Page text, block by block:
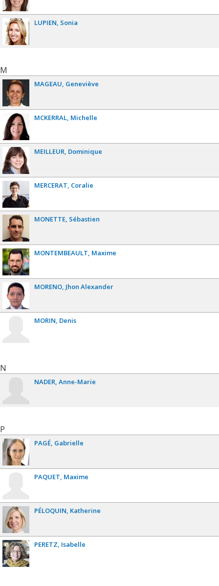
LUPIEN Sonia
M
MAGEAU Geneviève
MCKERRAL Michelle
MEILLEUR Dominique
MERCERAT Coralie
MONETTE Sébastien
MONTEMBEAULT Maxime
MORENO Jhon Alexander
MORIN Denis
N
NADER Anne-Marie
P
PAGÉ Gabrielle
PAQUET Maxime
PÉLOQUIN Katherine
PERETZ Isabelle